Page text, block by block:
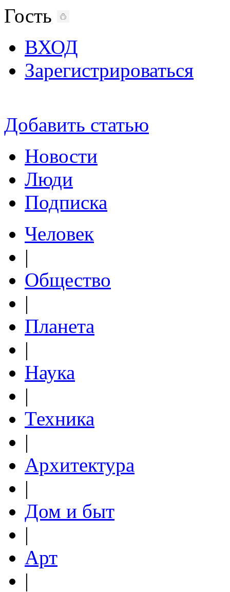
Гость
ВХОД
Зарегистрироваться
Добавить статью
Новости
Люди
Подписка
Человек
|
Общество
|
Планета
|
Наука
|
Техника
|
Архитектура
|
Дом и быт
|
Арт
|